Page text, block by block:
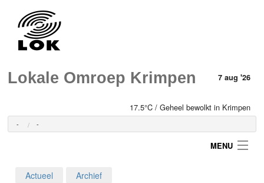
Lokale Omroep Krimpen 7 aug '26
17.5°C / Geheel bewolkt in Krimpen
- -
MENU
Actueel Archief